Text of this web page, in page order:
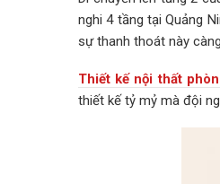
nghi 4 tầng tại Quảng
sự thanh thoát này
Thiết kế nội thất
thiết kế tỷ mỷ mà đội